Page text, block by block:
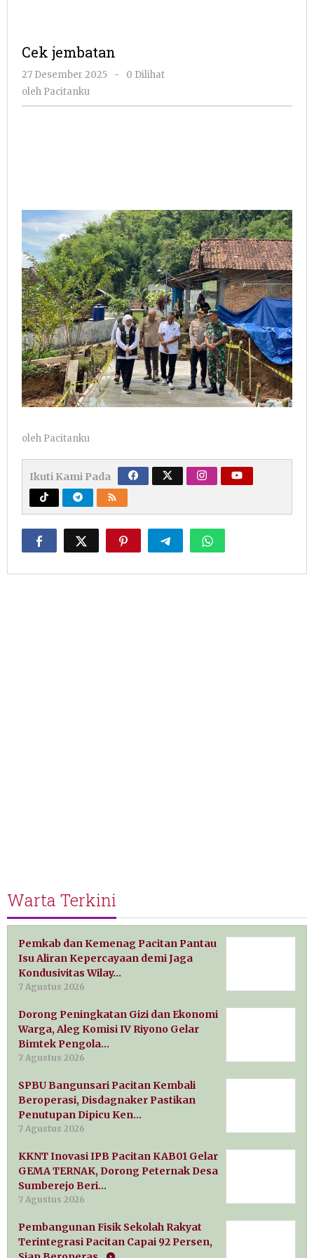
Cek jembatan
27 Desember 2025
oleh
-
0 Dilihat
oleh Pacitanku
oleh Pacitanku
Ikuti Kami Pada
Warta Terkini
Pemkab dan Kemenag Pacitan Pantau
Isu Aliran Kepercayaan demi Jaga
Kondusivitas Wilay…
7 Agustus 2026
Dorong Peningkatan Gizi dan Ekonomi
Warga, Aleg Komisi IV Riyono Gelar
Bimtek Pengola…
7 Agustus 2026
SPBU Bangunsari Pacitan Kembali
Beroperasi, Disdagnaker Pastikan
Penutupan Dipicu Ken…
7 Agustus 2026
KKNT Inovasi IPB Pacitan KAB01 Gelar
GEMA TERNAK, Dorong Peternak Desa
Sumberejo Beri…
7 Agustus 2026
Pembangunan Fisik Sekolah Rakyat
Terintegrasi Pacitan Capai 92 Persen,